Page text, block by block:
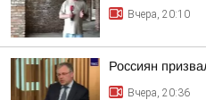
Вчера, 20:10
Россиян
Вчера, 20:36